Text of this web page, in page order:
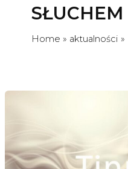
SŁUCHEM
Home aktualności